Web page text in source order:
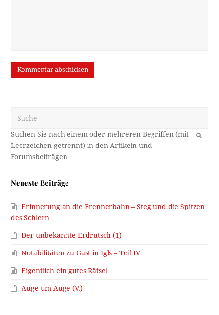
OK
Neueste Beiträge
Erinnerung an die Brennerbahn – Steg und die Spitzen
des Schlern
Der unbekannte Erdrutsch (1)
Notabilitäten zu Gast in Igls – Teil IV
Eigentlich ein gutes Rätsel…
Auge um Auge (V.)